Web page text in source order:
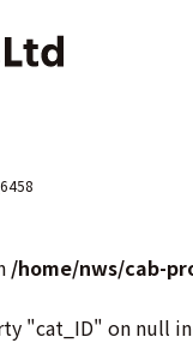
/home/nws/cab-
"cat_ID" on null in